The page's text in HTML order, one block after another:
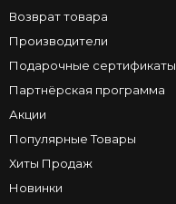
Возврат товара
Производители
Подарочные сертификаты
Партнёрская программа
Акции
Популярные Товары
Хиты Продаж
Новинки